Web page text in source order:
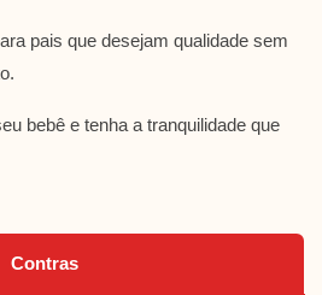
pais que desejam qualidade sem
bebê e tenha a tranquilidade que
Contras